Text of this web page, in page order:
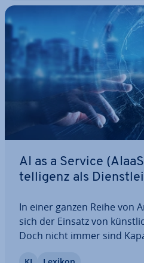
AI as a Service
tel­li­genz als
In einer ganzen Reihe von
sich der Einsatz von
Doch nicht immer sind